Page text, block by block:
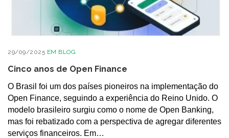
29/09/2025 EM BLOG
Cinco anos de Open Finance
O Brasil foi um dos países pioneiros na implementação do
Open Finance, seguindo a experiência do Reino Unido. O
modelo brasileiro surgiu como o nome de Open Banking,
mas foi rebatizado com a perspectiva de agregar diferentes
serviços financeiros. Em…